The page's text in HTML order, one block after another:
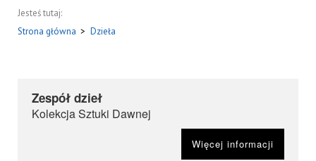
Jesteś tutaj:
Strona główna > Dzieła
Zespół dzieł
Kolekcja Sztuki Dawnej
Więcej informacji